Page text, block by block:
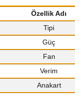
Özellik Adı
Tipi
Güç
Fan
Verim
Anakart